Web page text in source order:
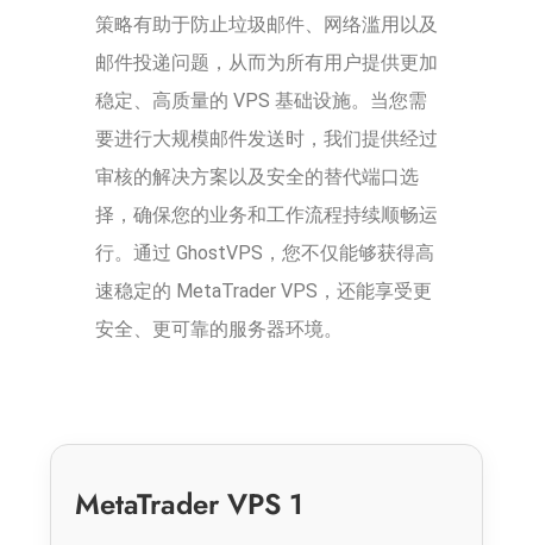
策略有助于防止垃圾邮件、网络滥用以及
邮件投递问题，从而为所有用户提供更加
稳定、高质量的 VPS 基础设施。当您需
要进行大规模邮件发送时，我们提供经过
审核的解决方案以及安全的替代端口选
择，确保您的业务和工作流程持续顺畅运
行。通过 GhostVPS，您不仅能够获得高
速稳定的 MetaTrader VPS，还能享受更
安全、更可靠的服务器环境。
MetaTrader VPS 1